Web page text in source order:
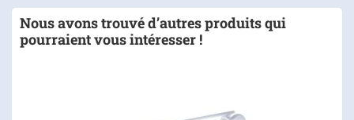
Nous avons trouvé d’autres produits qui
pourraient vous intéresser !